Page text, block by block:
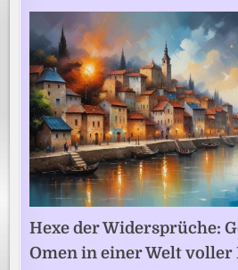
Hexe der Widersprüche:
Omen in einer Welt voller